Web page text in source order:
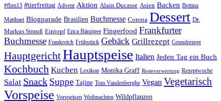
#fbm13 #tierfreitag Advent Aktion Alain Ducasse Asien Backen Bettina
Matthaei Blogparade Brasilien Buchmesse Corona Dessert Dr.
Markus Strauß Eintopf Erica Bänziger Fingerfood Frankfurter
Buchmesse Frankreich Frühstück Gebäck Grillrezept Grundrezept
HauptgerichtHauptspeise Italien Jeden Tag ein Buch
Kochbuch Kuchen Lexikon Monika Graff Resteverwertung Rezeptwoche
Salat Snack Suppe Tajine Tom Vandenberghe Vegan Vegetarisch
Vorspeise Vorspeisen Weihnachten Wildpflanzen